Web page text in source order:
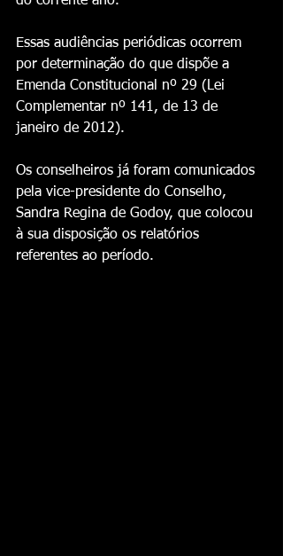
Essas audiências periódicas ocorrem
por determinação do que dispõe a
Emenda Constitucional nº 29 (Lei
Complementar nº 141, de 13 de
janeiro de 2012).
Os conselheiros já foram comunicados
pela vice-presidente do Conselho,
Sandra Regina de Godoy, que colocou
à sua disposição os relatórios
referentes ao período.